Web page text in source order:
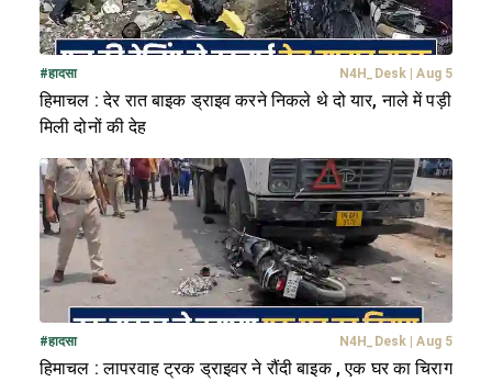
#हादसा N4H_Desk | Aug 5
हिमाचल : देर रात बाइक ड्राइव करने निकले थे दो यार, नाले में पड़ी
मिली दोनों की देह
#हादसा N4H_Desk | Aug 5
हिमाचल : लापरवाह ट्रक ड्राइवर ने रौंदी बाइक , एक घर का चिराग